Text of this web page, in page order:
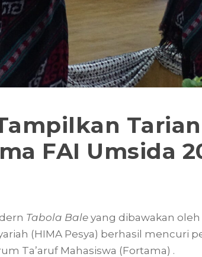
FAI Umsida
Tabola Bale yang dibawakan
(HIMA Pesya) berhasil mencuri
Ta’aruf Mahasiswa (Fortama) .